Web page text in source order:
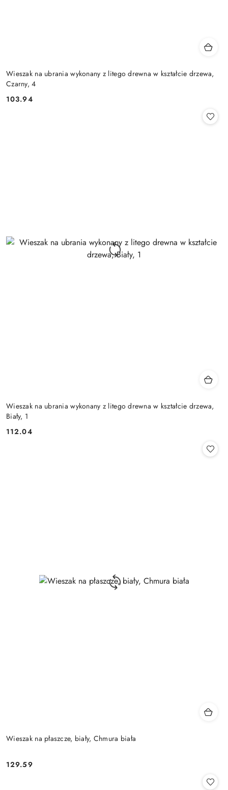
Wieszak na ubrania wykonany z litego drewna w kształcie drzewa,
Czarny, 4
Cena:
103.94
Wieszak na ubrania wykonany z litego drewna w kształcie drzewa,
Biały, 1
Cena:
112.04
Wieszak na płaszcze, biały, Chmura biała
Cena:
129.59